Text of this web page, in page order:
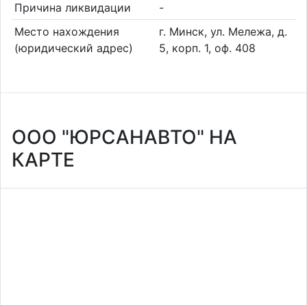
Причина ликвидации
-
Место нахождения
(юридический адрес)
г. Минск, ул. Мележа, д.
5, корп. 1, оф. 408
ООО "ЮРСАНАВТО" НА
КАРТЕ